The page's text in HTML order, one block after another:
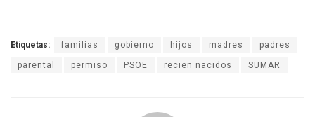
Etiquetas: familias gobierno hijos madres padres
parental permiso PSOE recien nacidos SUMAR